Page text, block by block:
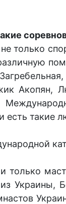
только
есть такие